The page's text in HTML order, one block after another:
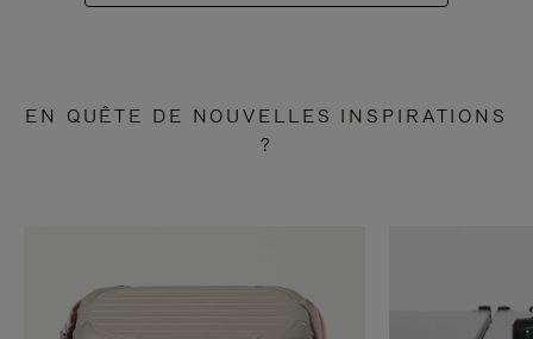
EN QUÊTE DE NOUVELLES INSPIRATIONS
?